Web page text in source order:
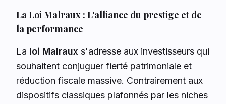
La Loi Malraux : L'alliance du prestige et de
la performance
La loi Malraux s'adresse aux investisseurs qui
souhaitent conjuguer fierté patrimoniale et
réduction fiscale massive. Contrairement aux
dispositifs classiques plafonnés par les niches